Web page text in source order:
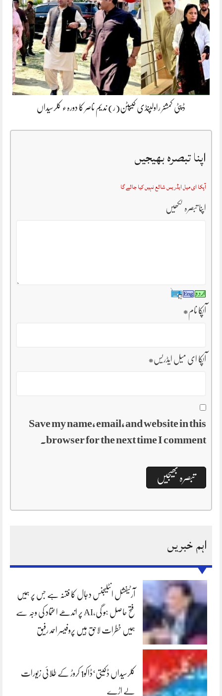
ڈپٹی کمشنر راولپنڈی کیپٹن(ر) ندیم ناصر کا دورہء کلرسیداں
اپنا تبصرہ بھیجیں
آپکا ای میل ایڈریس شائع نہیں کیا جائے گا
اپنا تبصرہ لکھیں
آپکا نام*
آپکا ای میل ایڈریس*
Save my name, email, and website in this
browser for the next time I comment.
اہم خبریں
آرٹیفشل انٹلیجنس دجال کا فتنہ ہے جس پر ہمیں
فتح حاصل ہو گی،AI پر اندھے اعتماد کی وجہ سے
ہمیں خطرات لاحق ہیں پروفیسر احمد رفیق
کلرسیداں ڈکیتی‘ڈاکو1 کروڑ کے طلائی زیورات
لے اڑے